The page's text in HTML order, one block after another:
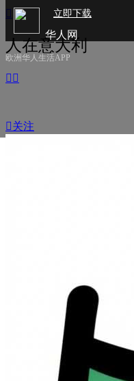
立即下载
华人网
欧洲华人生活APP
人在意大利
 
 关注